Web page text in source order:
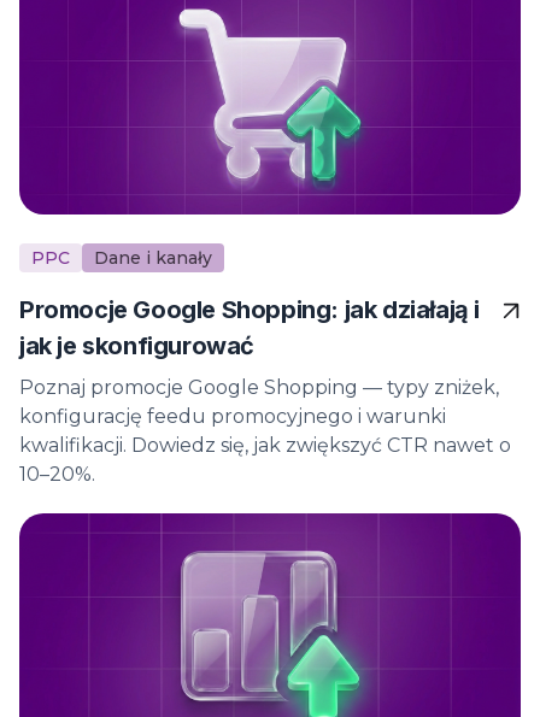
PPC Dane i kanały
Promocje Google Shopping: jak działają i
jak je skonfigurować
Poznaj promocje Google Shopping — typy zniżek,
konfigurację feedu promocyjnego i warunki
kwalifikacji. Dowiedz się, jak zwiększyć CTR nawet o
10–20%.